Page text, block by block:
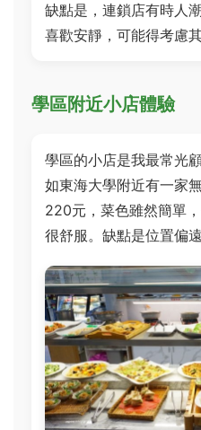
缺點是，連鎖店有時人
喜歡安靜，可能得考慮其
學區附近小店體驗
學區的小店是我最常光
如東海大學附近有一家
220元，菜色雖然簡單
很舒服。缺點是位置偏